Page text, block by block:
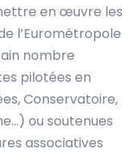
en œuvre les
l’Eurométropole
nombre
pilotées en
Conservatoire,
ou soutenues
associatives